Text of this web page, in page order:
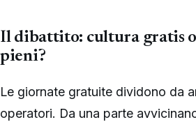
Il dibattito: cultura gratis
pieni?
Le giornate gratuite dividono da
operatori. Da una parte